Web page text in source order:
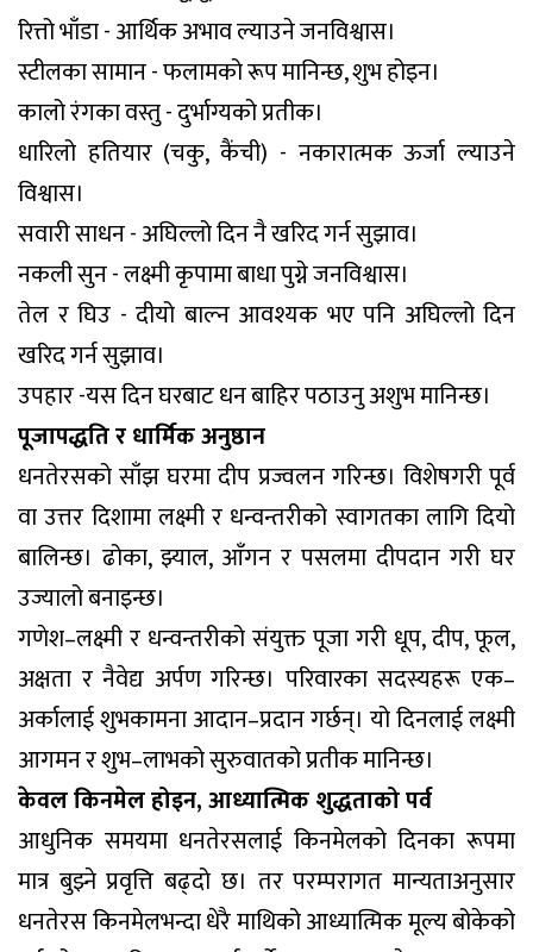
रित्तो भाँडा - आर्थिक अभाव ल्याउने जनविश्वास।
स्टीलका सामान - फलामको रूप मानिन्छ, शुभ होइन।
कालो रंगका वस्तु - दुर्भाग्यको प्रतीक।
धारिलो हतियार (चकु, कैंची) - नकारात्मक ऊर्जा ल्याउने
विश्वास।
सवारी साधन - अघिल्लो दिन नै खरिद गर्न सुझाव।
नकली सुन - लक्ष्मी कृपामा बाधा पुग्ने जनविश्वास।
तेल र घिउ - दीयो बाल्न आवश्यक भए पनि अघिल्लो दिन
खरिद गर्न सुझाव।
उपहार -यस दिन घरबाट धन बाहिर पठाउनु अशुभ मानिन्छ।
पूजापद्धति र धार्मिक अनुष्ठान
धनतेरसको साँझ घरमा दीप प्रज्वलन गरिन्छ। विशेषगरी पूर्व
वा उत्तर दिशामा लक्ष्मी र धन्वन्तरीको स्वागतका लागि दियो
बालिन्छ। ढोका, झ्याल, आँगन र पसलमा दीपदान गरी घर
उज्यालो बनाइन्छ।
गणेश–लक्ष्मी र धन्वन्तरीको संयुक्त पूजा गरी धूप, दीप, फूल,
अक्षता र नैवेद्य अर्पण गरिन्छ। परिवारका सदस्यहरू एक–
अर्कालाई शुभकामना आदान–प्रदान गर्छन्। यो दिनलाई लक्ष्मी
आगमन र शुभ–लाभको सुरुवातको प्रतीक मानिन्छ।
केवल किनमेल होइन, आध्यात्मिक शुद्धताको पर्व
आधुनिक समयमा धनतेरसलाई किनमेलको दिनका रूपमा
मात्र बुझ्ने प्रवृत्ति बढ्दो छ। तर परम्परागत मान्यताअनुसार
धनतेरस किनमेलभन्दा धेरै माथिको आध्यात्मिक मूल्य बोकेको